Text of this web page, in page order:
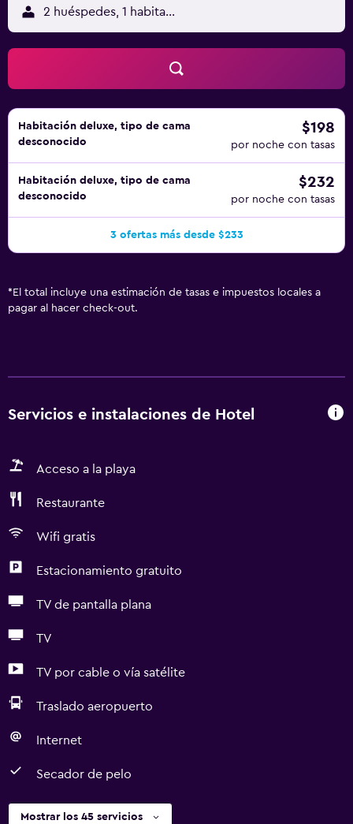
2 huéspedes, 1 habitación
Habitación deluxe, tipo de cama
desconocido
$198
por noche con tasas
Habitación deluxe, tipo de cama
desconocido
$232
por noche con tasas
3 ofertas más desde $233
* El total incluye una estimación de tasas e impuestos locales a
pagar al hacer check-out.
Servicios e instalaciones de Hotel
Acceso a la playa
Restaurante
Wifi gratis
Estacionamiento gratuito
TV de pantalla plana
TV
TV por cable o vía satélite
Traslado aeropuerto
Internet
Secador de pelo
Mostrar los 45 servicios